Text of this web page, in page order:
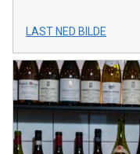
LAST NED BILDE